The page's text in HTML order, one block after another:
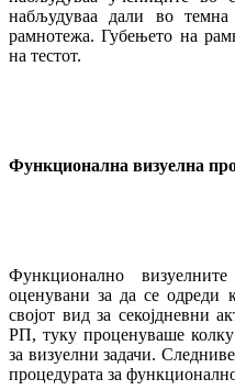
набљудуваа дали во темна
рамнотежа. Губењето на
на тестот.
Функционална визуелна
Функционално
оценувани за да се одреди
својот вид за секојдневни
РП, туку проценуваше
за визуелни задачи.
процедурата за